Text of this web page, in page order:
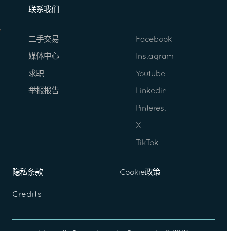
联系我们
二手交易
媒体中心
求职
举报报告
Facebook
Instagram
Youtube
Linkedin
Pinterest
X
TikTok
隐私条款 Cookie政策
Credits